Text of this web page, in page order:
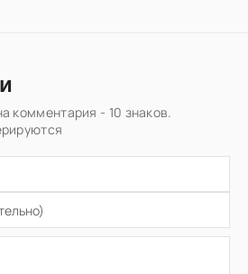
комментария - 10 знаков.